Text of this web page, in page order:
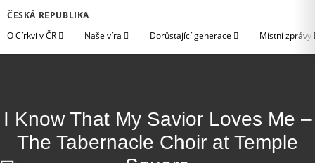
ČESKÁ REPUBLIKA
O Církvi v ČR
Naše víra Dorůstající generace Místní zprávy
I Know That My Savior Loves Me –
The Tabernacle Choir at Temple